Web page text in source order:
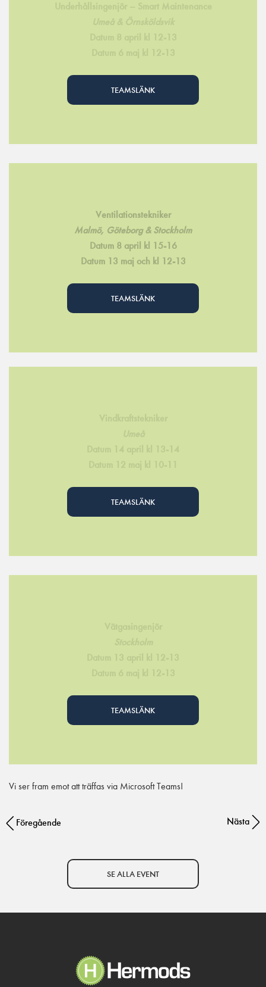
TEAMSLÄNK
Ventilationstekniker
Malmö, Göteborg & Stockholm
Datum 8 april kl 15-16
Datum 13 maj och kl 12-13
TEAMSLÄNK
TEAMSLÄNK
TEAMSLÄNK
Vi ser fram emot att träffas via Microsoft Teams!
Post navigation
Föregående Nästa
SE ALLA EVENT